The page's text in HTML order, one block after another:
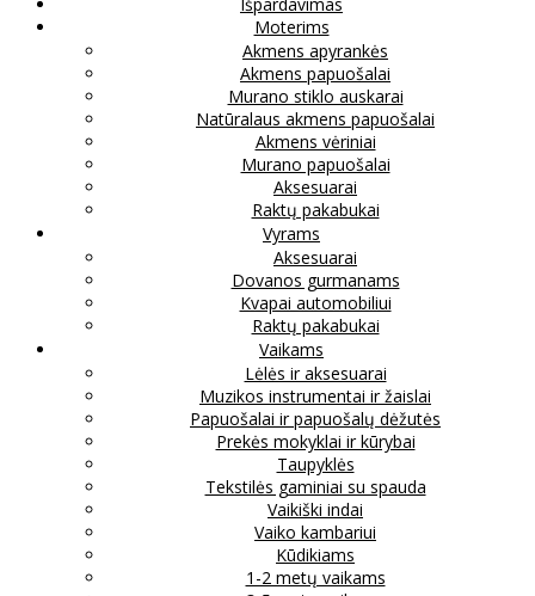
Moterims
Akmens apyrankės
Akmens papuošalai
Murano stiklo auskarai
Natūralaus akmens papuošalai
Akmens vėriniai
Murano papuošalai
Aksesuarai
Raktų pakabukai
Vyrams
Aksesuarai
Dovanos gurmanams
Kvapai automobiliui
Raktų pakabukai
Vaikams
Lėlės ir aksesuarai
Muzikos instrumentai ir žaislai
Papuošalai ir papuošalų dėžutės
Prekės mokyklai ir kūrybai
Taupyklės
Tekstilės gaminiai su spauda
Vaikiški indai
Vaiko kambariui
Kūdikiams
1-2 metų vaikams